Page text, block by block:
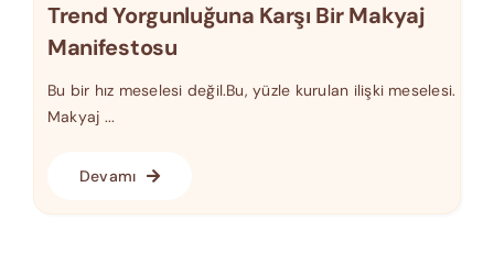
Trend Yorgunluğuna Karşı Bir Makyaj
Manifestosu
Bu bir hız meselesi değil.Bu, yüzle kurulan ilişki meselesi.
Makyaj ...
Devamı